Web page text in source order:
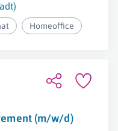
Homeoffice
(m/w/d)